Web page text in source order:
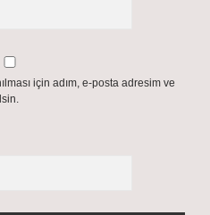
için adım, e-posta adresim ve